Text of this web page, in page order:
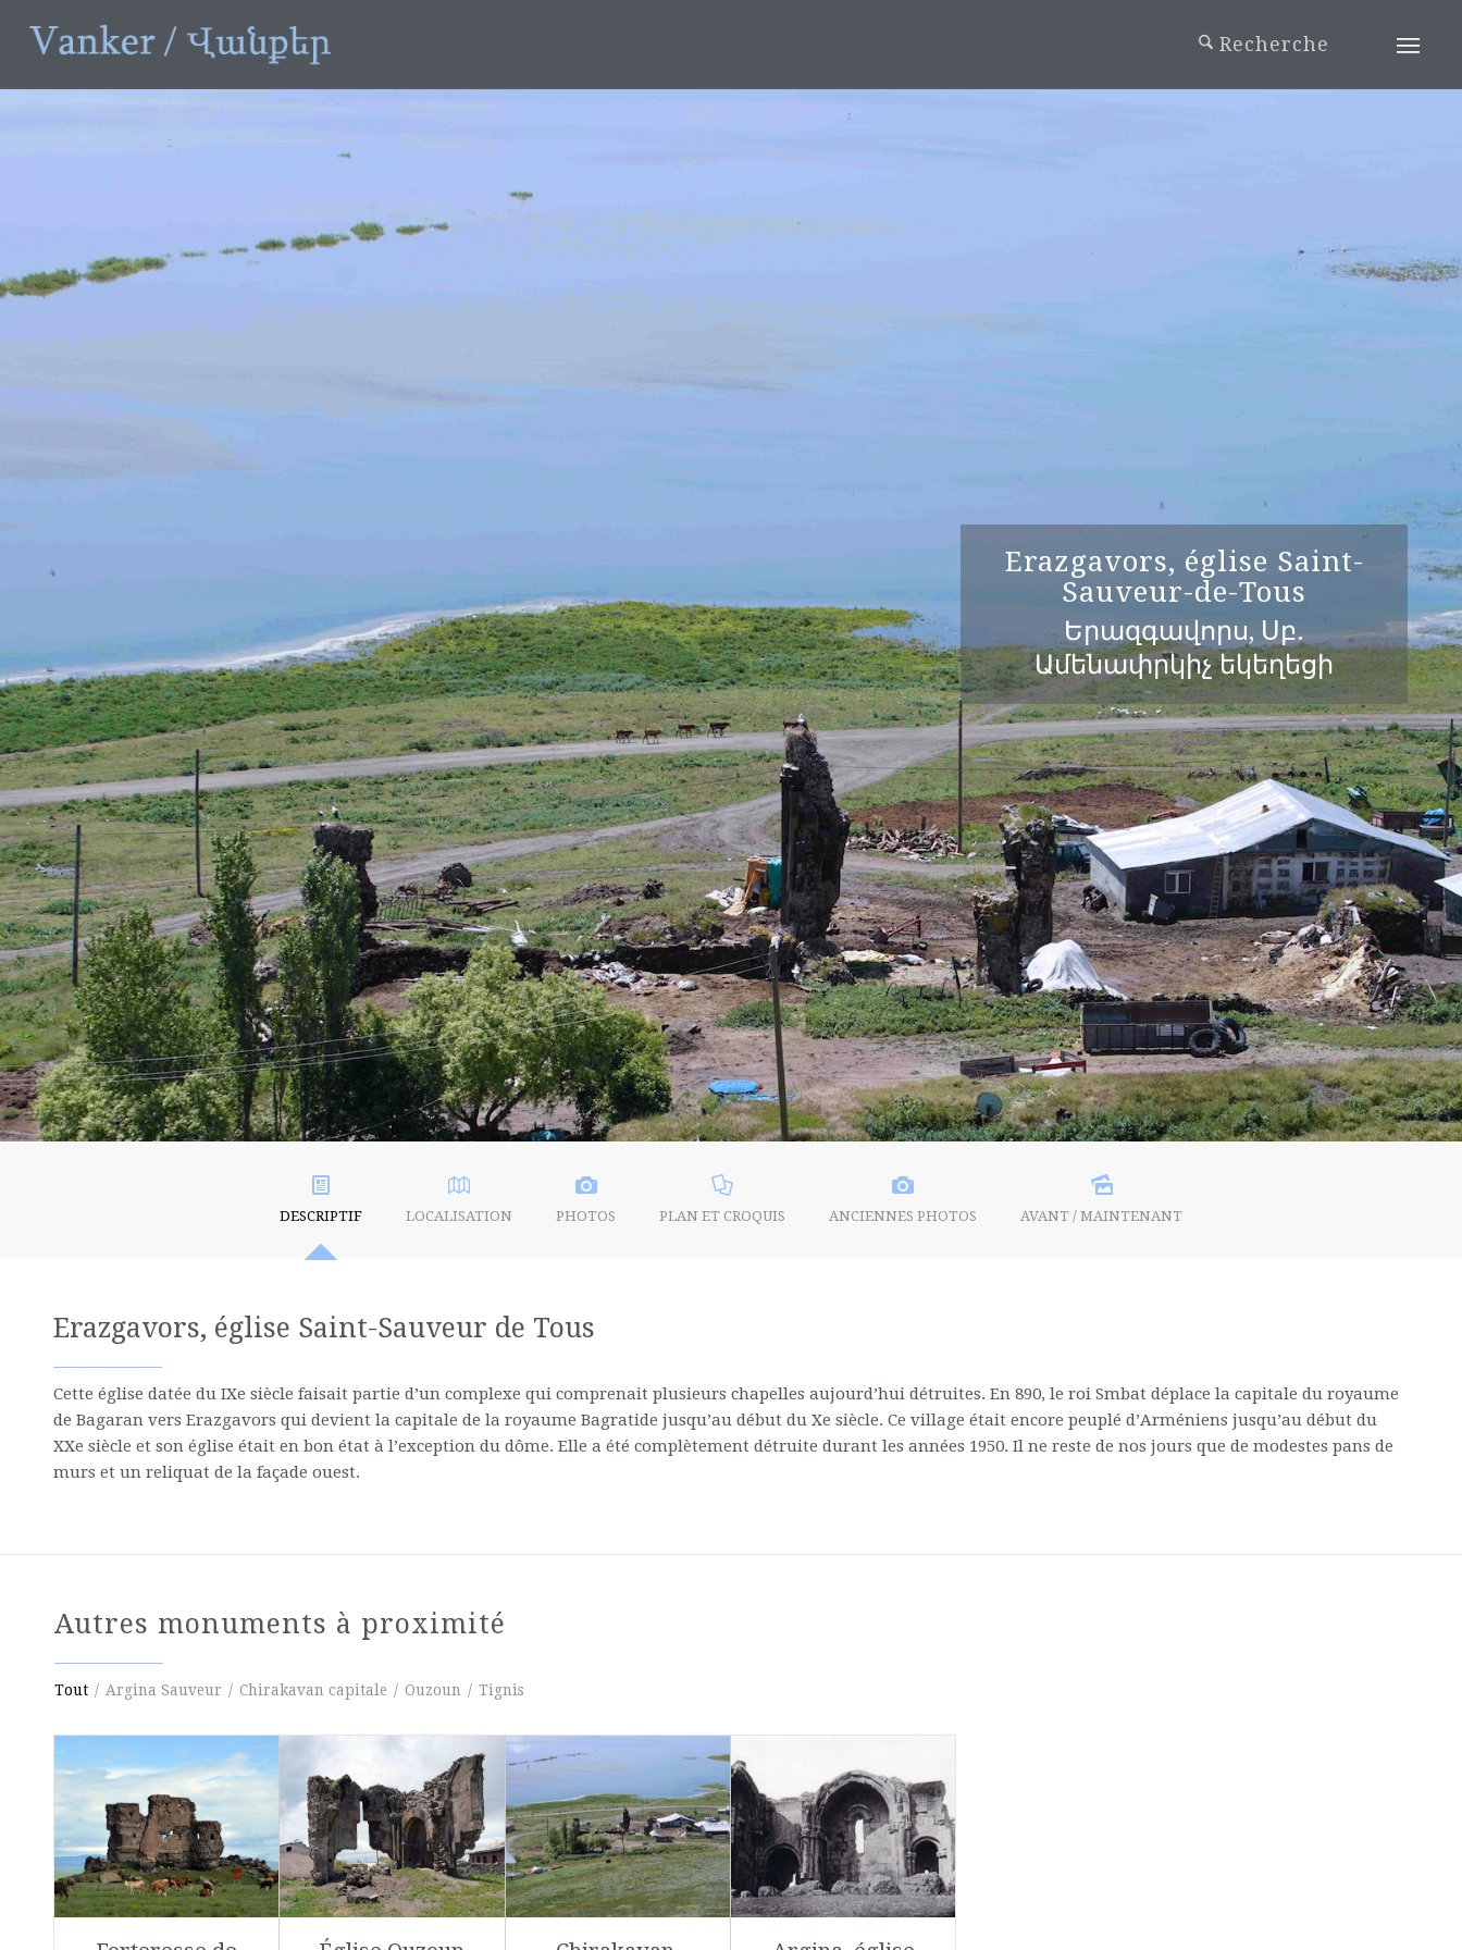
Erazgavors, église Saint-
Sauveur-de-Tous
Երազգավորս, Սբ.
Ամենափրկիչ եկեղեցի
DESCRIPTIF LOCALISATION PHOTOS PLAN ET CROQUIS ANCIENNES PHOTOS AVANT / MAINTENANT
Erazgavors, église Saint-Sauveur de Tous
Cette église datée du IXe siècle faisait partie d’un complexe qui comprenait plusieurs chapelles aujourd’hui détruites. En 890, le roi Smbat déplace la capitale du royaume
de Bagaran vers Erazgavors qui devient la capitale de la royaume Bagratide jusqu’au début du Xe siècle. Ce village était encore peuplé d’Arméniens jusqu’au début du
XXe siècle et son église était en bon état à l’exception du dôme. Elle a été complètement détruite durant les années 1950. Il ne reste de nos jours que de modestes pans de
murs et un reliquat de la façade ouest.
Autres monuments à proximité
Tout / Argina Sauveur / Chirakavan capitale / Ouzoun / Tignis